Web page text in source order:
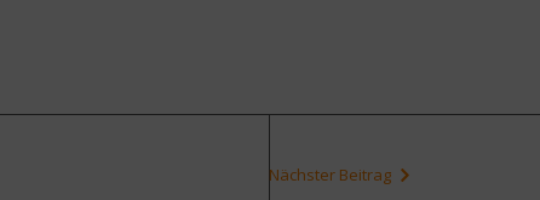
Nächster Beitrag